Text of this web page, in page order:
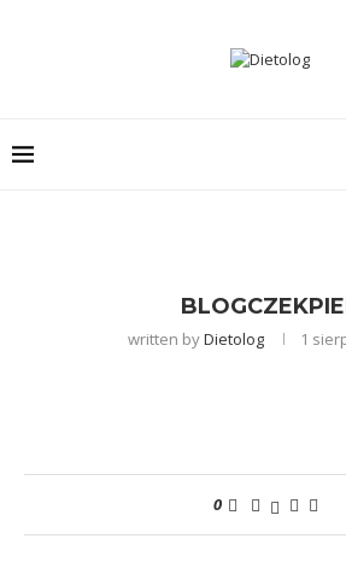
written byDietolog 1
0